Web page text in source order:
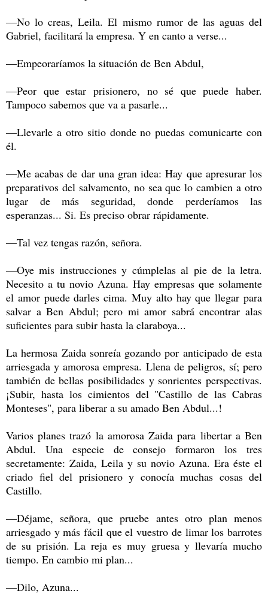
—No lo creas, Leila. El mismo rumor de las aguas del
Gabriel, facilitará la empresa. Y en canto a verse...
—Empeoraríamos la situación de Ben Abdul,
—Peor que estar prisionero, no sé que puede haber.
Tampoco sabemos que va a pasarle...
—Llevarle a otro sitio donde no puedas comunicarte con
él.
—Me acabas de dar una gran idea: Hay que apresurar los
preparativos del salvamento, no sea que lo cambien a otro
lugar de más seguridad, donde perderíamos las
esperanzas... Si. Es preciso obrar rápidamente.
—Tal vez tengas razón, señora.
—Oye mis instrucciones y cúmplelas al pie de la letra.
Necesito a tu novio Azuna. Hay empresas que solamente
el amor puede darles cima. Muy alto hay que llegar para
salvar a Ben Abdul; pero mi amor sabrá encontrar alas
suficientes para subir hasta la claraboya...
La hermosa Zaida sonreía gozando por anticipado de esta
arriesgada y amorosa empresa. Llena de peligros, sí; pero
también de bellas posibilidades y sonrientes perspectivas.
¡Subir, hasta los cimientos del "Castillo de las Cabras
Monteses", para liberar a su amado Ben Abdul...!
Varios planes trazó la amorosa Zaida para libertar a Ben
Abdul. Una especie de consejo formaron los tres
secretamente: Zaida, Leila y su novio Azuna. Era éste el
criado fiel del prisionero y conocía muchas cosas del
Castillo.
—Déjame, señora, que pruebe antes otro plan menos
arriesgado y más fácil que el vuestro de limar los barrotes
de su prisión. La reja es muy gruesa y llevaría mucho
tiempo. En cambio mi plan...
—Dilo, Azuna...